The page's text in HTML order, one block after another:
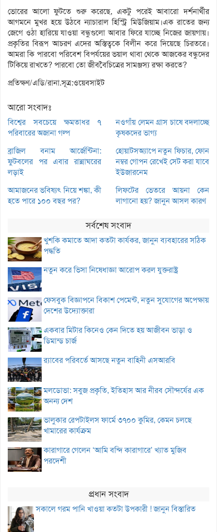
ভোরের আলো ফুটতে শুরু করেছে, একটু পরেই আবারো দর্শনার্থীর
আগমনে মুখর হয়ে উঠবে ন্যাচারাল হিস্ট্রি মিউজিয়াম।এক রাতের জন্য
জেগে ওঠা হারিয়ে যাওয়া বন্ধুগুলো আবার ফিরে যাচ্ছে নিজের জায়গায়।
প্রকৃতির বিরূপ আচরণ এদের অস্তিত্বকে বিলীন করে দিয়েছে চিরতরে।
আমরা কি পারবো পরিবেশ বিপর্যয়ের ভয়াল থাবা থেকে আজকের বন্ধুদের
টিকিয়ে রাখতে? পারবো তো জীববৈচিত্রের সামঞ্জস্য রক্ষা করতে?
প্রতিক্ষণ/এডি/রানা.সূত্র:ওয়েবসাইট
আরো সংবাদঃ
বিশ্বের সবচেয়ে ক্ষমতাধর ৭
পরিবারের অজানা গল্প
নওগাঁয় লেমন গ্রাস চাষে বদলাচ্ছে
কৃষকদের ভাগ্য
ব্রাজিল বনাম আর্জেন্টিনা:
ফুটবলের পর এবার রান্নাঘরের
লড়াই
হোয়াটসঅ্যাপে নতুন ফিচার, ফোন
নম্বর গোপন রেখেই সেট করা যাবে
ইউজারনেম
আমাজনের ভবিষ্যৎ নিয়ে শঙ্কা, কী
হতে পারে ১০০ বছর পর?
লিফটের ভেতরে আয়না কেন
লাগানো হয়? জানুন আসল কারণ
সর্বশেষ সংবাদ
খুশকি কমাতে আদা কতটা কার্যকর, জানুন ব্যবহারের সঠিক
পদ্ধতি
নতুন করে ভিসা নিষেধাজ্ঞা আরোপ করল যুক্তরাষ্ট্র
ফেসবুক বিজ্ঞাপনে বিকাশ পেমেন্ট, নতুন সুযোগের অপেক্ষায়
দেশের উদ্যোক্তারা
একবার মিটার কিনেও কেন দিতে হয় আজীবন ভাড়া ও
ডিমান্ড চার্জ
র‌্যাবের পরিবর্তে আসছে নতুন বাহিনী এসআরবি
মলডোভা: সবুজ প্রকৃতি, ইতিহাস আর নীরব সৌন্দর্যের এক
অনন্য দেশ
ভালুকার রেপটাইলস ফার্মে ৩৭০০ কুমির, কেমন চলছে
খামারের কার্যক্রম
কারাগারে গেলেন ‘আমি বন্দি কারাগারে’ খ্যাত মুজিব
পরদেশী
প্রধান সংবাদ
সকালে গরম পানি খাওয়া কতটা উপকারী ! জানুন বিস্তারিত